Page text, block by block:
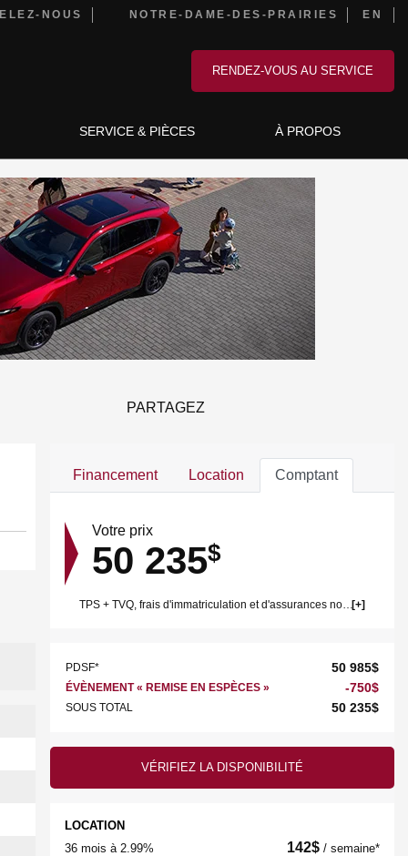
NOUS NOTRE-DAME-DES-PRAIRIES EN
RENDEZ-VOUS AU SERVICE
SERVICE & PIÈCES À PROPOS
PARTAGEZ
Financement Location Comptant
Votre prix
50 235$
TPS + TVQ, frais d'immatriculation et d'assurances non inclus.
PDSF* 50 985$
ÉVÈNEMENT « REMISE EN ESPÈCES » -750$
SOUS TOTAL 50 235$
VÉRIFIEZ LA DISPONIBILITÉ
LOCATION
36 mois à 2.99%
142$ / semaine*